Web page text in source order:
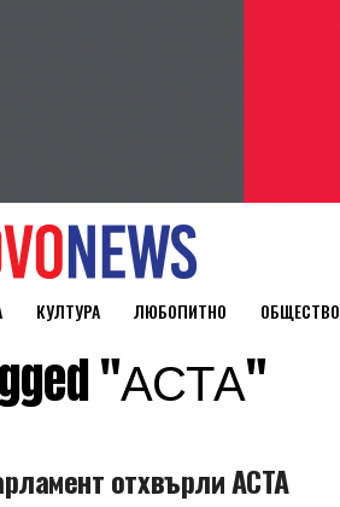
КУЛТУРА ЛЮБОПИТНО ОБЩЕСТВО
"АСТА"
отхвърли АСТА